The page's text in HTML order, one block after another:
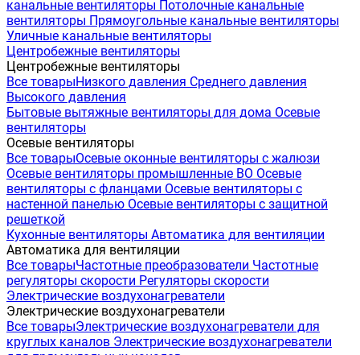
канальные вентиляторы Потолочные канальные
вентиляторы Прямоугольные канальные вентиляторы
Уличные канальные вентиляторы
Центробежные вентиляторы
Центробежные вентиляторы
Все товарыНизкого давления Среднего давления
Высокого давления
Бытовые вытяжные вентиляторы для дома Осевые
вентиляторы
Осевые вентиляторы
Все товарыОсевые оконные вентиляторы с жалюзи
Осевые вентиляторы промышленные ВО Осевые
вентиляторы с фланцами Осевые вентиляторы с
настенной панелью Осевые вентиляторы с защитной
решеткой
Кухонные вентиляторы Автоматика для вентиляции
Автоматика для вентиляции
Все товарыЧастотные преобразователи Частотные
регуляторы скорости Регуляторы скорости
Электрические воздухонагреватели
Электрические воздухонагреватели
Все товарыЭлектрические воздухонагреватели для
круглых каналов Электрические воздухонагреватели